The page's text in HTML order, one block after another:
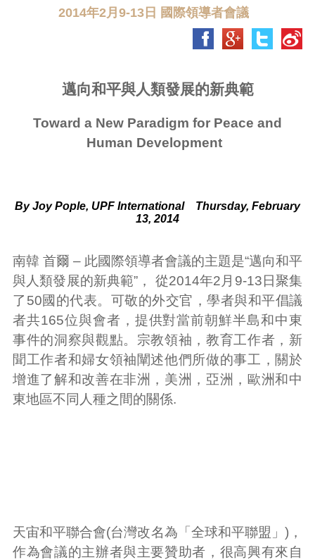
2014年2月9-13日 國際領導者會議
邁向和平與人類發展的新典範
Toward a New Paradigm for Peace and
Human Development
By Joy Pople, UPF International Thursday, February
13, 2014
南韓 首爾 – 此國際領導者會議的主題是“邁向和平
與人類發展的新典範”， 從2014年2月9-13日聚集
了50國的代表。可敬的外交官，學者與和平倡議
者共165位與會者，提供對當前朝鮮半島和中東
事件的洞察與觀點。宗教領袖，教育工作者，新
聞工作者和婦女領袖闡述他們所做的事工，關於
增進了解和改善在非洲，美洲，亞洲，歐洲和中
東地區不同人種之間的關係.
天宙和平聯合會(台灣改名為「全球和平聯盟」)，
作為會議的主辦者與主要贊助者，很高興有來自